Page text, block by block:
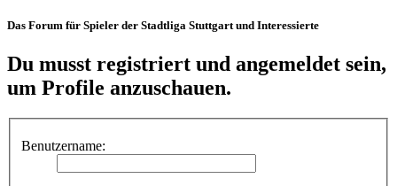
Das Forum für Spieler der Stadtliga Stuttgart und Interessierte
Du musst registriert und angemeldet sein,
um Profile anzuschauen.
Benutzername: